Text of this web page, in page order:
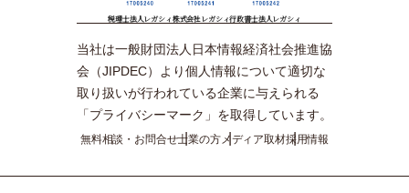
税理士法人レガシィ株式会社レガシィ行政書士法人レガシィ
当社は一般財団法人日本情報経済社会推進協
会（JIPDEC）より個人情報について適切な
取り扱いが行われている企業に与えられる
「プライバシーマーク」を取得しています。
無料相談・お問合せ士業の方メディア取材採用情報